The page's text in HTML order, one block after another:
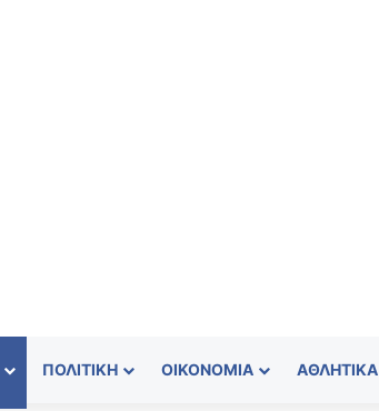
ΠΟΛΙΤΙΚΉ ΟΙΚΟΝΟΜΊΑ ΑΘΛΗΤΙΚΆ